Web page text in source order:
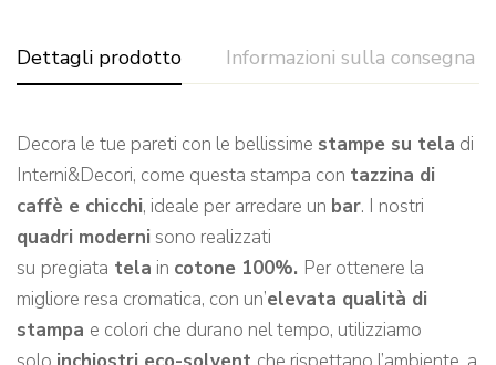
Dettagli prodotto Informazioni sulla consegna
Decora le tue pareti con le bellissime stampe su tela di
Interni&Decori, come questa stampa con tazzina di
caffè e chicchi, ideale per arredare un bar. I nostri
quadri moderni sono realizzati
su pregiata tela in cotone 100%. Per ottenere la
migliore resa cromatica, con un’elevata qualità di
stampa e colori che durano nel tempo, utilizziamo